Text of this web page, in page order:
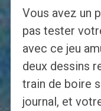
Vous avez un
pas tester
avec ce jeu
deux dessins
train de boire
journal, et